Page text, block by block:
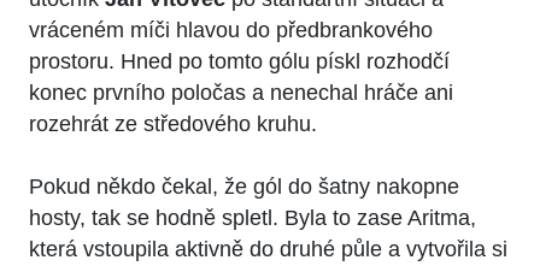
vráceném míči hlavou do předbrankového
prostoru. Hned po tomto gólu pískl rozhodčí
konec prvního poločas a nenechal hráče ani
rozehrát ze středového kruhu.
Pokud někdo čekal, že gól do šatny nakopne
hosty, tak se hodně spletl. Byla to zase Aritma,
která vstoupila aktivně do druhé půle a vytvořila si